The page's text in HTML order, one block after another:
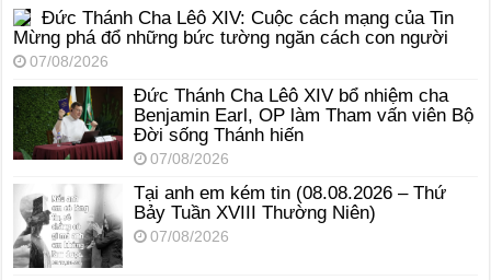
Đức Thánh Cha Lêô XIV: Cuộc cách mạng của Tin
Mừng phá đổ những bức tường ngăn cách con người
07/08/2026
Đức Thánh Cha Lêô XIV bổ nhiệm cha
Benjamin Earl, OP làm Tham vấn viên Bộ
Đời sống Thánh hiến
07/08/2026
Tại anh em kém tin (08.08.2026 – Thứ
Bảy Tuần XVIII Thường Niên)
07/08/2026